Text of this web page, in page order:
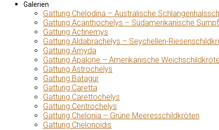
Galerien
Gattung Chelodina – Australische
Gattung Acanthochelys – Südamerikanische
Gattung Actinemys
Gattung Aldabrachelys – Seychellen-
Gattung Amyda
Gattung Apalone – Amerikanische
Gattung Astrochelys
Gattung Batagur
Gattung Caretta
Gattung Carettochelys
Gattung Centrochelys
Gattung Chelonia – Grüne Meeresschildkröten
Gattung Chelonoidis